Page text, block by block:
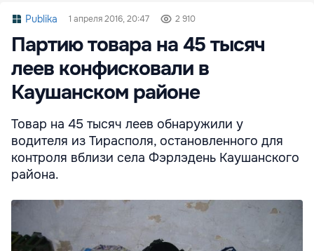
Publika 1 апреля 2016, 20:47 2 910
Партию товара на 45 тысяч
леев конфисковали в
Каушанском районе
Товар на 45 тысяч леев обнаружили у
водителя из Тирасполя, остановленного для
контроля вблизи села Фэрлэдень Каушанского
района.